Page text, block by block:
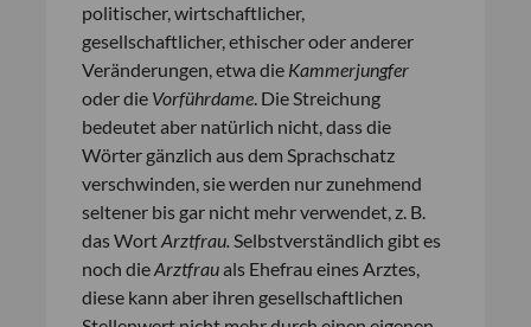
politischer, wirtschaftlicher,
gesellschaftlicher, ethischer oder anderer
Veränderungen, etwa die Kammerjungfer
oder die Vorführdame. Die Streichung
bedeutet aber natürlich nicht, dass die
Wörter gänzlich aus dem Sprachschatz
verschwinden, sie werden nur zunehmend
seltener bis gar nicht mehr verwendet, z. B.
das WortArztfrau. Selbstverständlich gibt es
noch dieArztfrauals Ehefrau eines Arztes,
diese kann aber ihren gesellschaftlichen